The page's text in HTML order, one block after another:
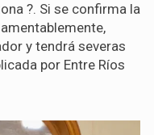
?. Si se confirma la
y tendrá severas
por Entre Ríos